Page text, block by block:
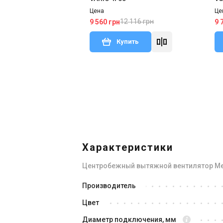
Цена
9 560 грн12 116 грн
Купить
9
Vario-II 60-F
Характеристики
Центробежный вытяжной вентилятор
Производитель
Цвет
Диаметр подключения, мм